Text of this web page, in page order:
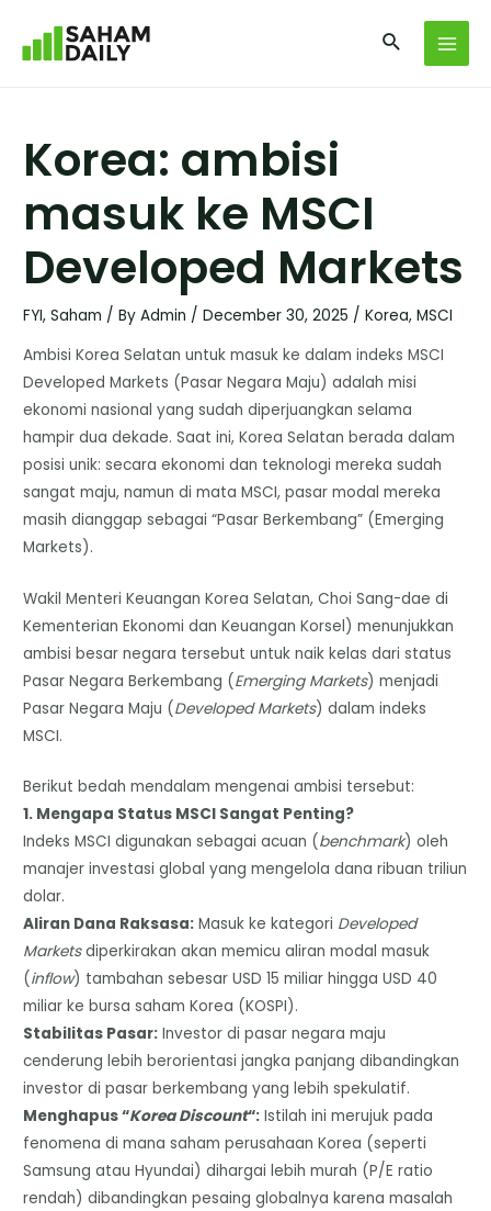
Korea: ambisi
masuk ke MSCI
Developed Markets
FYI,Saham / ByAdmin /December 30, 2025 /Korea,MSCI
Ambisi Korea Selatan untuk masuk ke dalam indeks MSCI
Developed Markets (Pasar Negara Maju) adalah misi
ekonomi nasional yang sudah diperjuangkan selama
hampir dua dekade. Saat ini, Korea Selatan berada dalam
posisi unik: secara ekonomi dan teknologi mereka sudah
sangat maju, namun di mata MSCI, pasar modal mereka
masih dianggap sebagai “Pasar Berkembang” (Emerging
Markets).
Wakil Menteri Keuangan Korea Selatan, Choi Sang-dae di
Kementerian Ekonomi dan Keuangan Korsel) menunjukkan
ambisi besar negara tersebut untuk naik kelas dari status
Pasar Negara Berkembang (Emerging Markets) menjadi
Pasar Negara Maju (Developed Markets) dalam indeks
MSCI.
​Berikut bedah mendalam mengenai ambisi tersebut:
​1. Mengapa Status MSCI Sangat Penting?
​Indeks MSCI digunakan sebagai acuan (benchmark) oleh
manajer investasi global yang mengelola dana ribuan triliun
dolar.
​Aliran Dana Raksasa: Masuk ke kategori Developed
Marketsdiperkirakan akan memicu aliran modal masuk
(inflow) tambahan sebesar USD 15 miliar hingga USD 40
miliar ke bursa saham Korea (KOSPI).
​Stabilitas Pasar: Investor di pasar negara maju
cenderung lebih berorientasi jangka panjang dibandingkan
investor di pasar berkembang yang lebih spekulatif.
Menghapus “Korea Discount“: Istilah ini merujuk pada
fenomena di mana saham perusahaan Korea (seperti
Samsung atau Hyundai) dihargai lebih murah (P/E ratio
rendah) dibandingkan pesaing globalnya karena masalah